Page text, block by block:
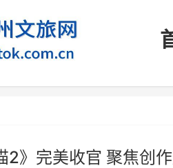
2》完美收官 聚焦创